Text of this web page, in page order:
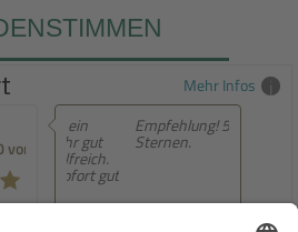
Mehr Infos
Empfehlung! 5 von 5
Sternen.